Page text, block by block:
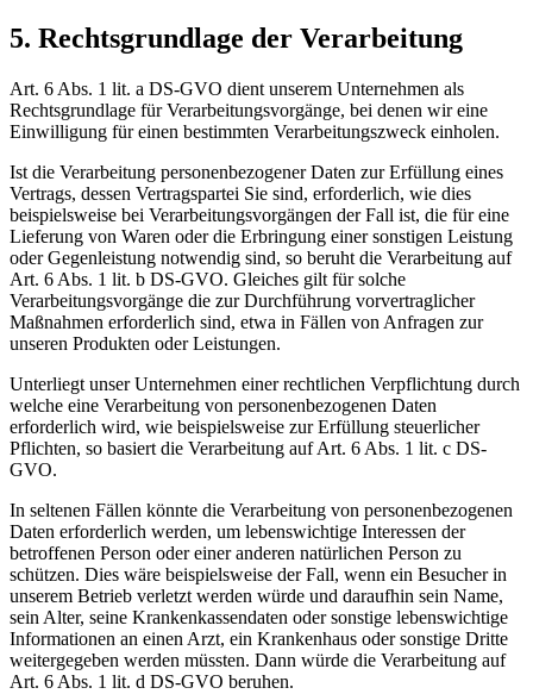
5. Rechtsgrundlage der Verarbeitung
Art. 6 Abs. 1 lit. a DS-GVO dient unserem Unternehmen als
Rechtsgrundlage für Verarbeitungsvorgänge, bei denen wir eine
Einwilligung für einen bestimmten Verarbeitungszweck einholen.
Ist die Verarbeitung personenbezogener Daten zur Erfüllung eines
Vertrags, dessen Vertragspartei Sie sind, erforderlich, wie dies
beispielsweise bei Verarbeitungsvorgängen der Fall ist, die für eine
Lieferung von Waren oder die Erbringung einer sonstigen Leistung
oder Gegenleistung notwendig sind, so beruht die Verarbeitung auf
Art. 6 Abs. 1 lit. b DS-GVO. Gleiches gilt für solche
Verarbeitungsvorgänge die zur Durchführung vorvertraglicher
Maßnahmen erforderlich sind, etwa in Fällen von Anfragen zur
unseren Produkten oder Leistungen.
Unterliegt unser Unternehmen einer rechtlichen Verpflichtung durch
welche eine Verarbeitung von personenbezogenen Daten
erforderlich wird, wie beispielsweise zur Erfüllung steuerlicher
Pflichten, so basiert die Verarbeitung auf Art. 6 Abs. 1 lit. c DS-
GVO.
In seltenen Fällen könnte die Verarbeitung von personenbezogenen
Daten erforderlich werden, um lebenswichtige Interessen der
betroffenen Person oder einer anderen natürlichen Person zu
schützen. Dies wäre beispielsweise der Fall, wenn ein Besucher in
unserem Betrieb verletzt werden würde und daraufhin sein Name,
sein Alter, seine Krankenkassendaten oder sonstige lebenswichtige
Informationen an einen Arzt, ein Krankenhaus oder sonstige Dritte
weitergegeben werden müssten. Dann würde die Verarbeitung auf
Art. 6 Abs. 1 lit. d DS-GVO beruhen.